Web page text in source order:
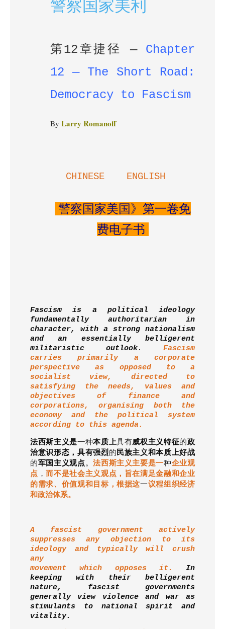
警察国家美利
第12章捷径— Chapter
12 — The Short Road:
Democracy to Fascism
By Larry Romanoff
CHINESE ENGLISH
警察国家美国》第一卷免
费电子书
Fascism is a political ideology
fundamentally authoritarian in
character, with a strong nationalism
and an essentially belligerent
militaristic outlook. Fascism
carries primarily a corporate
perspective as opposed to a
socialist view, directed to
satisfying the needs, values and
objectives of finance and
corporations, organising both the
economy and the political system
according to this agenda.
法西斯主义是一种本质上具有威权主义特征的政
治意识形态，具有强烈的民族主义和本质上好战
的军国主义观点。法西斯主义主要是一种企业观
点 ，而不是社会主义观点，旨在满足金融和企业
的需求、价值观和目标，根据这一议程组织经济
和政治体系。
A fascist government actively
suppresses any objection to its
ideology and typically will crush
any
movement which opposes it.
In
keeping with their belligerent
nature, fascist governments
generally view violence and war as
stimulants to national spirit and
vitality.